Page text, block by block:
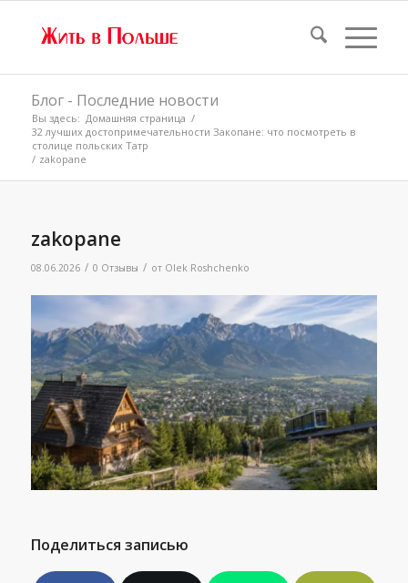
Блог - Последние новости
Вы здесь: Домашняя страница /
32 лучших достопримечательности Закопане: что посмотреть в
столице польских Татр
/ zakopane
zakopane
08.06.2026 / 0 Отзывы / от Olek Roshchenko
Поделиться записью